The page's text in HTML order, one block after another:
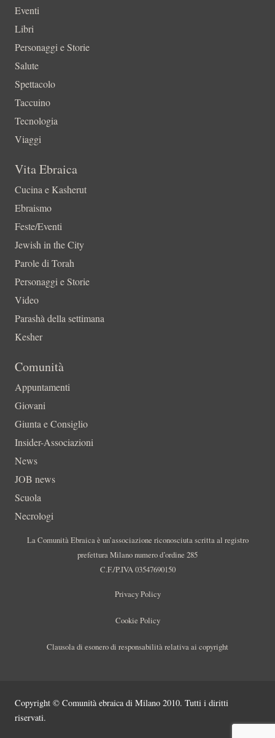
Eventi
Libri
Personaggi e Storie
Salute
Spettacolo
Taccuino
Tecnologia
Viaggi
Vita Ebraica
Cucina e Kasherut
Ebraismo
Feste/Eventi
Jewish in the City
Parole di Torah
Personaggi e Storie
Video
Parashà della settimana
Kesher
Comunità
Appuntamenti
Giovani
Giunta e Consiglio
Insider-Associazioni
News
JOB news
Scuola
Necrologi
La Comunità Ebraica è un’associazione riconosciuta scritta al registro
prefettura Milano numero d’ordine 285
C.F./P.IVA 03547690150
Privacy Policy
Cookie Policy
Clausola di esonero di responsabilità relativa ai copyright
Copyright © Comunità ebraica di Milano 2010. Tutti i diritti
riservati.